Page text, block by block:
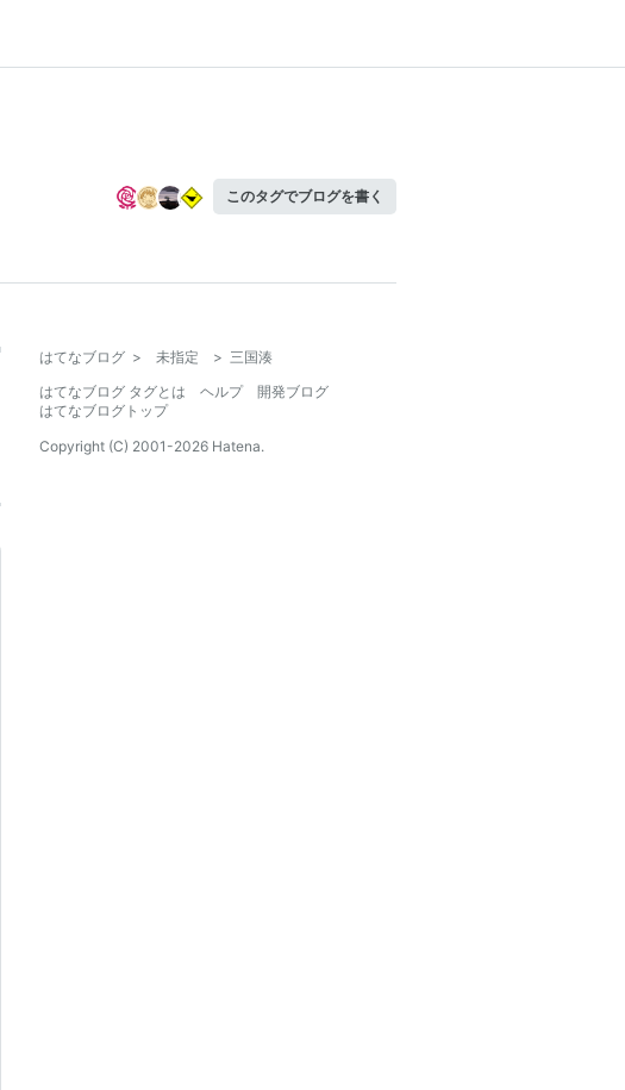
このタグでブログを書く
はてなブログ > 未指定 > 三国湊
はてなブログ タグとは
ヘルプ
開発ブログ
はてなブログトップ
Copyright (C) 2001-2026 Hatena.